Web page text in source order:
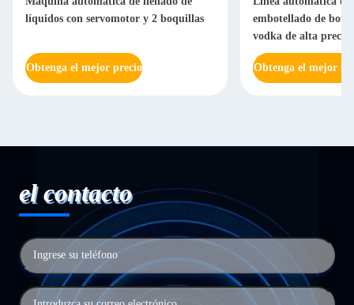
líquidos con servomotor y 2 boquillas
Obtenga el mejor precio
embotellado de
vodka de alta
Obtenga el mejor
el contacto